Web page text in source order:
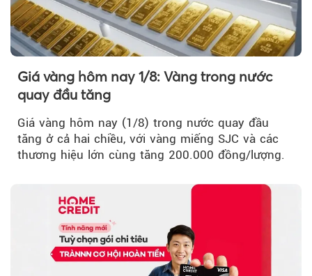
Giá vàng hôm nay 1/8: Vàng trong nước
quay đầu tăng
Giá vàng hôm nay (1/8) trong nước quay đầu
tăng ở cả hai chiều, với vàng miếng SJC và các
thương hiệu lớn cùng tăng 200.000 đồng/lượng.